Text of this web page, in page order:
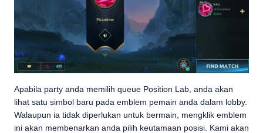
Apabila party anda memilih queue Position Lab, anda akan
lihat satu simbol baru pada emblem pemain anda dalam lobby.
Walaupun ia tidak diperlukan untuk bermain, mengklik emblem
ini akan membenarkan anda pilih keutamaan posisi. Kami akan